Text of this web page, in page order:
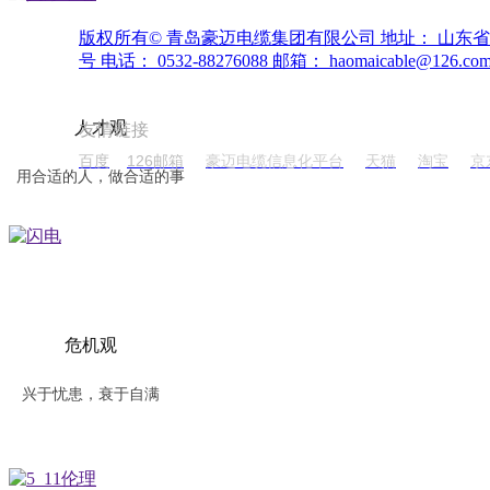
人才观
用合适的人，做合适的事
危机观
兴于忧患，衰于自满
版权所有© 青岛豪迈电缆集团有限公司 地址：
山东
号 电话： 0532-88276088 邮箱：
友情链接
百度 126邮箱 豪迈电缆信息化平台 天猫 淘宝 京